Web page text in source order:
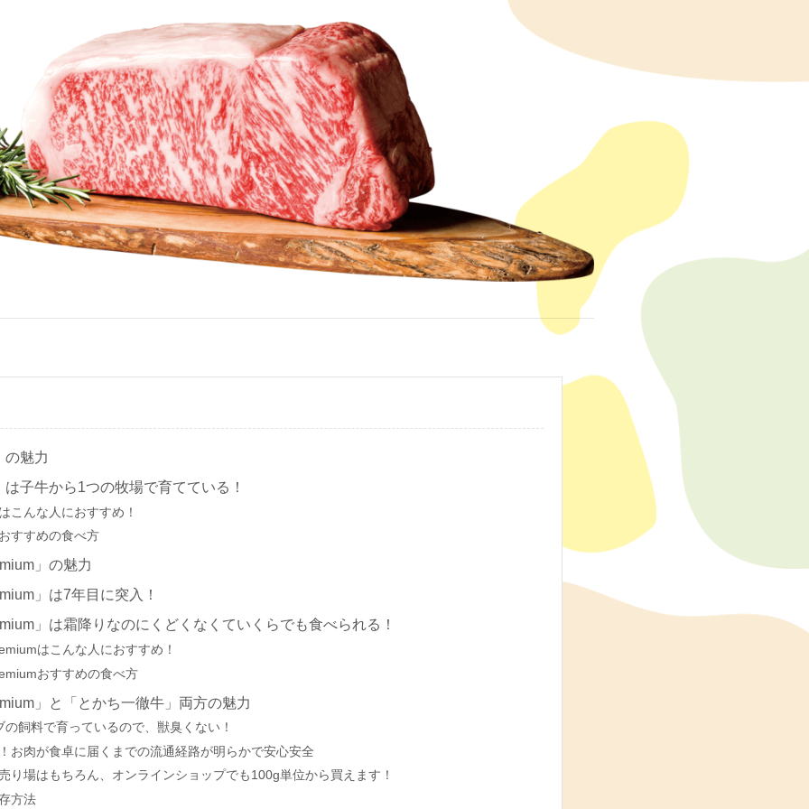
の魅力
子牛から1つの牧場で育てている！
こんな人におすすめ！
すすめの食べ方
」の魅力
」は7年目に突入！
」は霜降りなのにくどくなくていくらでも食べられる！
はこんな人におすすめ！
おすすめの食べ方
」と「とかち一徹牛」両方の魅力
飼料で育っているので、獣臭くない！
お肉が食卓に届くまでの流通経路が明らかで安心安全
り場はもちろん、オンラインショップでも100g単位から買えます！
方法